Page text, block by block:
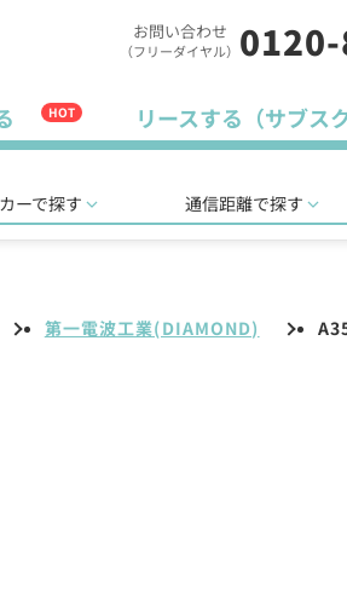
お問い合わせ
（フリーダイヤル）
HOT リースする（サブスク
ーで探す 通信距離で探す
第一電波工業(DIAMOND)